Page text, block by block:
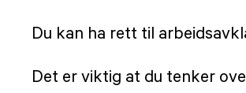
Du kan ha rett til
Det er viktig at du tenker